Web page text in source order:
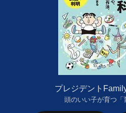
プレジデント
頭のいい子が育つ「